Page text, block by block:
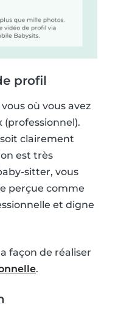
profil
où vous avez
(professionnel).
clairement
est très
sitter, vous
perçue comme
et digne
façon de réaliser
.